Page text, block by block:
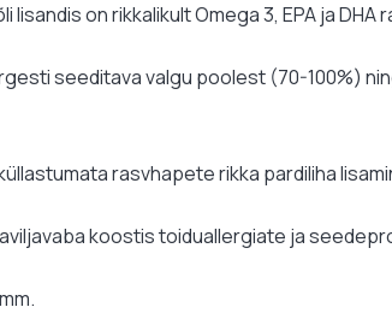
lisandis on rikkalikult Omega 3, EPA ja
seeditava valgu poolest (70-100%)
rasvhapete rikka pardiliha
koostis toiduallergiate ja